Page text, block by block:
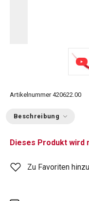
Artikelnummer 420622.00
Beschreibung
Dieses Produkt wird
Zu Favoriten